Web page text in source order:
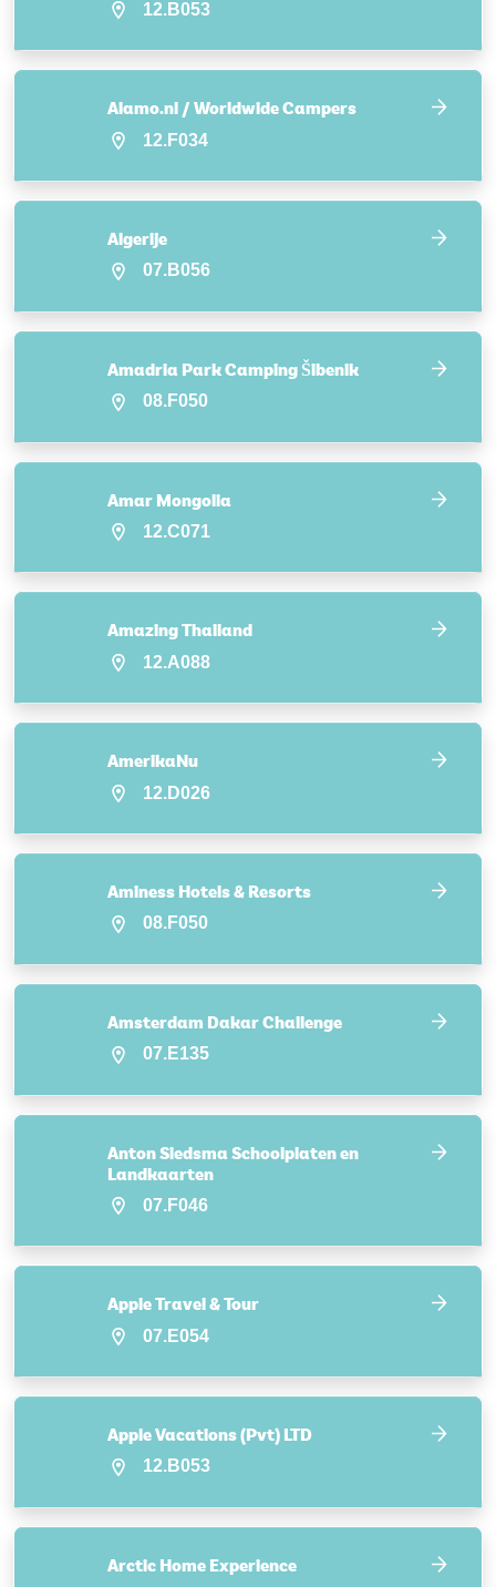
12.B053
Alamo.nl / Worldwide Campers
12.F034
Algerije
07.B056
Amadria Park Camping Šibenik
08.F050
Amar Mongolia
12.C071
Amazing Thailand
12.A088
AmerikaNu
12.D026
Aminess Hotels & Resorts
08.F050
Amsterdam Dakar Challenge
07.E135
Anton Siedsma Schoolplaten en
Landkaarten
07.F046
Apple Travel & Tour
07.E054
Apple Vacations (Pvt) LTD
12.B053
Arctic Home Experience